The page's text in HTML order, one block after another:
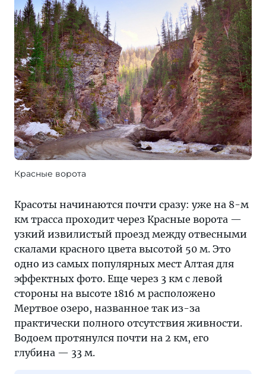
Красные ворота
Красоты начинаются почти сразу: уже на 8-м
км трасса проходит через Красные ворота —
узкий извилистый проезд между отвесными
скалами красного цвета высотой 50 м. Это
одно из самых популярных мест Алтая для
эффектных фото. Еще через 3 км с левой
стороны на высоте 1816 м расположено
Мертвое озеро, названное так из-за
практически полного отсутствия живности.
Водоем протянулся почти на 2 км, его
глубина — 33 м.